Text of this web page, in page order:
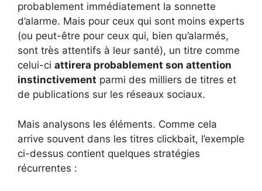
probablement immédiatement la sonnette
d’alarme. Mais pour ceux qui sont moins experts
(ou peut-être pour ceux qui, bien qu’alarmés,
sont très attentifs à leur santé), un titre comme
celui-ci attirera probablement son attention
instinctivement parmi des milliers de titres et
de publications sur les réseaux sociaux.
Mais analysons les éléments. Comme cela
arrive souvent dans les titres clickbait, l’exemple
ci-dessus contient quelques stratégies
récurrentes :